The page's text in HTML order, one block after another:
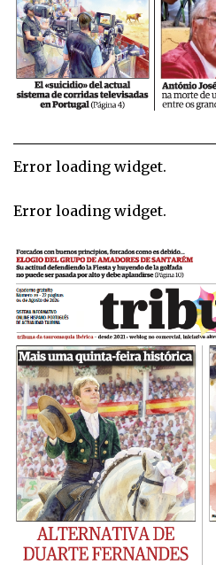
Error loading widget.
Error loading widget.